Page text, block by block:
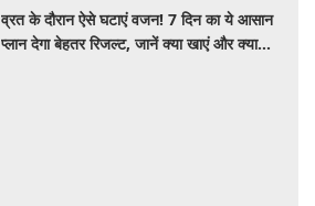
व्रत के दौरान ऐसे घटाएं वजन! 7 दिन का ये आसान
प्लान देगा बेहतर रिजल्ट, जानें क्या खाएं और क्या